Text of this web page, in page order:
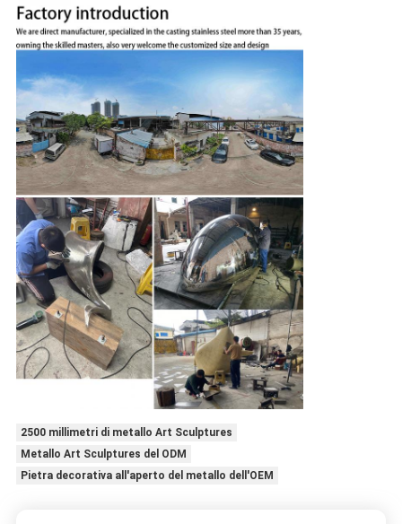
2500 millimetri di metallo Art Sculptures
Metallo Art Sculptures del ODM
Pietra decorativa all'aperto del metallo dell'OEM